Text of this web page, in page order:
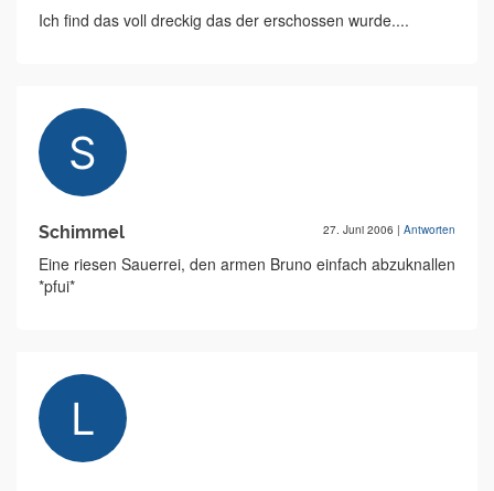
Ich find das voll dreckig das der erschossen wurde....
Schimmel 27. Juni 2006 | Antworten
Eine riesen Sauerrei, den armen Bruno einfach abzuknallen
*pfui*